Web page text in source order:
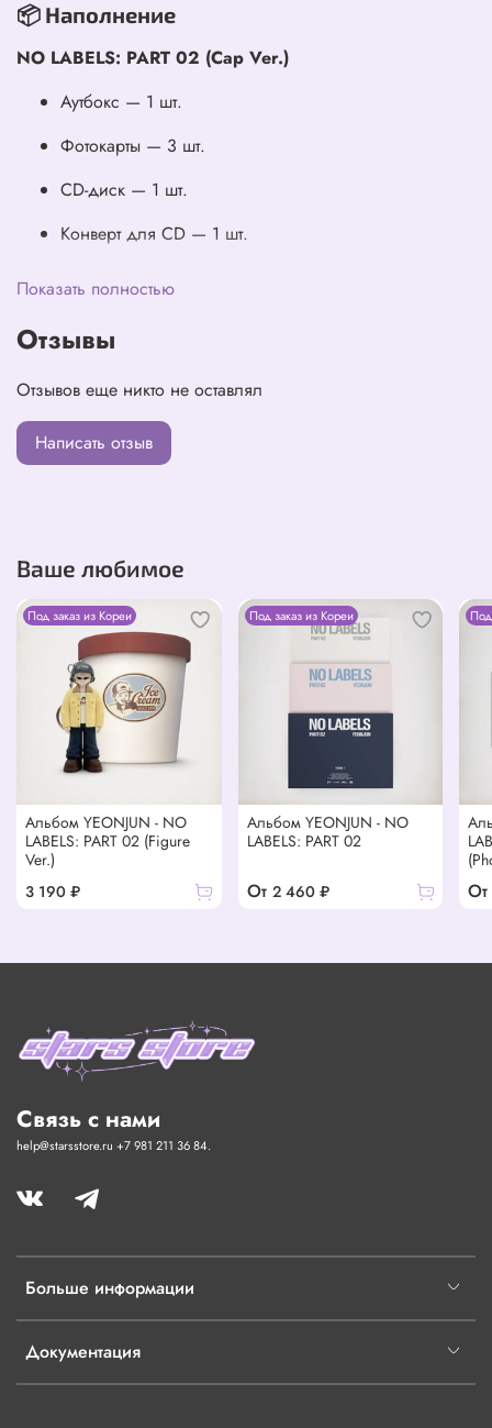
📦 Наполнение
NO LABELS: PART 02 (Cap Ver.)
Аутбокс — 1 шт.
Фотокарты — 3 шт.
CD-диск — 1 шт.
Конверт для CD — 1 шт.
Дата релиза:
Показать полностью
Отзывы
Отзывов еще никто не оставлял
Написать отзыв
Ваше любимое
Под заказ из Кореи
Альбом YEONJUN - NO
LABELS: PART 02 (Figure
Ver.)
3 190 ₽
Под заказ из Кореи
Альбом YEONJUN - NO
LABELS: PART 02
От 2 460 ₽ От
Больше информации
Документация
Связь с нами
help@starsstore.ru +7 981 211 36 84.